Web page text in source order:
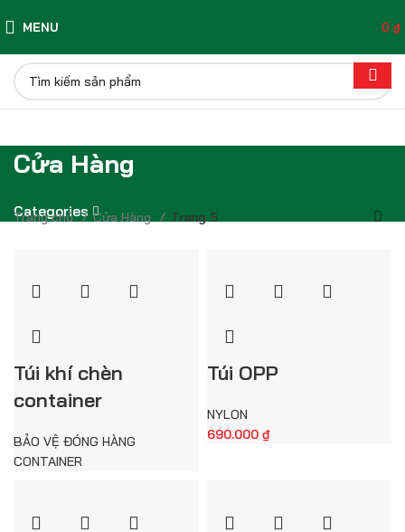
MENU 0 ₫
Cửa Hàng
Categories
Trang chủ Cửa Hàng Trang 5
Túi khí chèn
container
BẢO VỆ ĐÓNG HÀNG
CONTAINER
Túi OPP
NYLON
690.000 ₫